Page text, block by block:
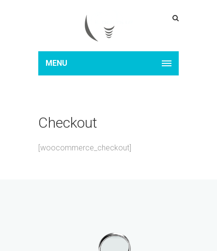
MENU
Checkout
[woocommerce_checkout]